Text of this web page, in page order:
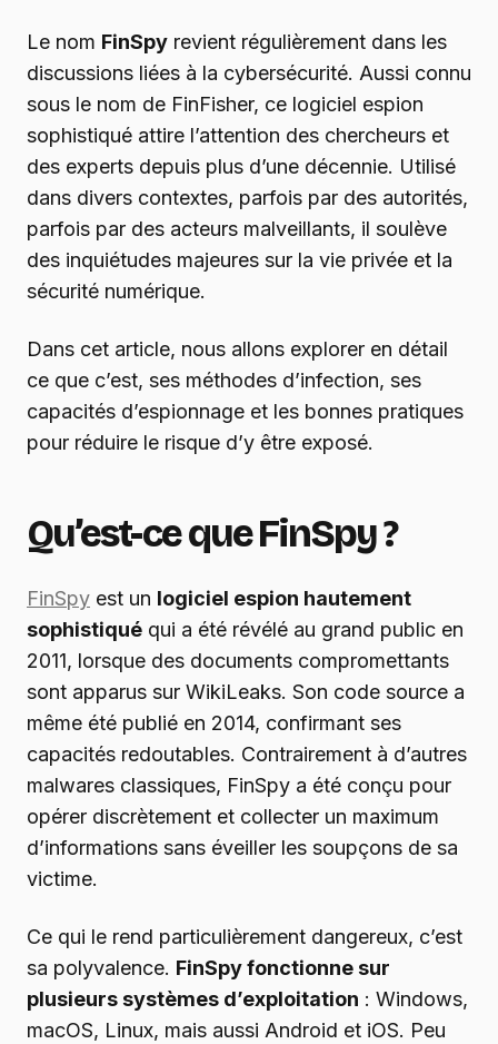
Le nom FinSpy revient régulièrement dans les
discussions liées à la cybersécurité. Aussi connu
sous le nom de FinFisher, ce logiciel espion
sophistiqué attire l’attention des chercheurs et
des experts depuis plus d’une décennie. Utilisé
dans divers contextes, parfois par des autorités,
parfois par des acteurs malveillants, il soulève
des inquiétudes majeures sur la vie privée et la
sécurité numérique.
Dans cet article, nous allons explorer en détail
ce que c’est, ses méthodes d’infection, ses
capacités d’espionnage et les bonnes pratiques
pour réduire le risque d’y être exposé.
Qu’est-ce que FinSpy ?
FinSpy est un logiciel espion hautement
sophistiqué qui a été révélé au grand public en
2011, lorsque des documents compromettants
sont apparus sur WikiLeaks. Son code source a
même été publié en 2014, confirmant ses
capacités redoutables. Contrairement à d’autres
malwares classiques, FinSpy a été conçu pour
opérer discrètement et collecter un maximum
d’informations sans éveiller les soupçons de sa
victime.
Ce qui le rend particulièrement dangereux, c’est
sa polyvalence. FinSpy fonctionne sur
plusieurs systèmes d’exploitation : Windows,
macOS, Linux, mais aussi Android et iOS. Peu